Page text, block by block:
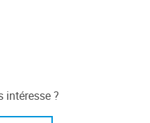
intéresse ?